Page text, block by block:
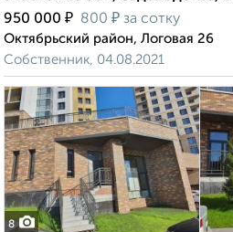
950 000 ₽ 800 ₽ за сотку
Октябрьский район, Логовая 26
Собственник, 04.08.2021
8